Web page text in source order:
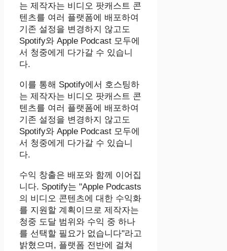
는 제작자는 비디오 팟캐스트 콘
텐츠를 여러 플랫폼에 배포하여
기존 설정을 변경하지 않고도
Spotify와 Apple Podcast 모두에
서 청중에게 다가갈 수 있습니
다.
이를 통해 Spotify에서 호스팅하
는 제작자는 비디오 팟캐스트 콘
텐츠를 여러 플랫폼에 배포하여
기존 설정을 변경하지 않고도
Spotify와 Apple Podcast 모두에
서 청중에게 다가갈 수 있습니
다.
수익 창출은 배포와 함께 이어집
니다. Spotify는 "Apple Podcasts
의 비디오 콘텐츠에 대한 수익화
를 지원할 계획이므로 제작자는
청중 도달 범위와 수익 중 하나
를 선택할 필요가 없습니다"라고
밝혔으며, 플랫폼 전반에 걸쳐